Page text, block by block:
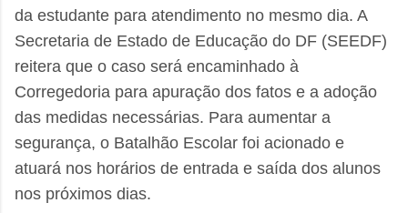
da estudante para atendimento no mesmo dia. A
Secretaria de Estado de Educação do DF (SEEDF)
reitera que o caso será encaminhado à
Corregedoria para apuração dos fatos e a adoção
das medidas necessárias. Para aumentar a
segurança, o Batalhão Escolar foi acionado e
atuará nos horários de entrada e saída dos alunos
nos próximos dias.